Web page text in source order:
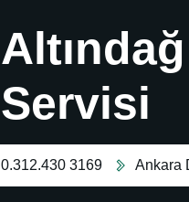
Servisi
0.312.430 3169 Ankara